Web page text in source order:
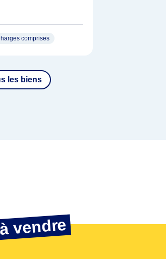
comprises
les biens
vendre